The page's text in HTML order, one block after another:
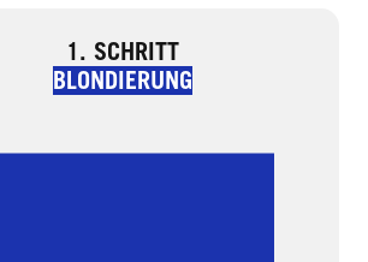
1. SCHRITT
BLONDIERUNG